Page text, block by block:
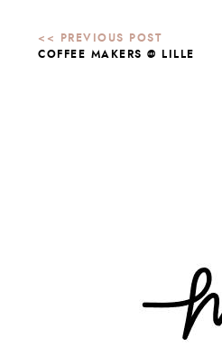
COFFEE MAKERS @ LILLE